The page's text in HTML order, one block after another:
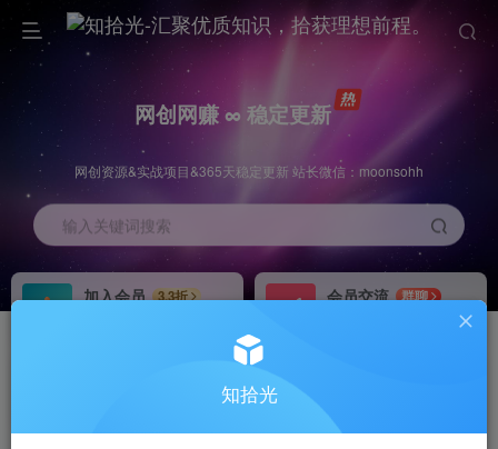
网创网赚 ∞ 稳定更新
网创资源&实战项目&365天稳定更新 站长微信：moonsohh
输入关键词搜索
加入会员
3.3折
会员交流
群聊
知拾光